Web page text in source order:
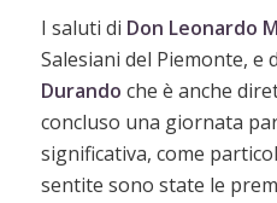
I saluti di Don Leonardo
Salesiani del Piemonte, e
Durando che è anche
concluso una giornata
significativa, come
sentite sono state le